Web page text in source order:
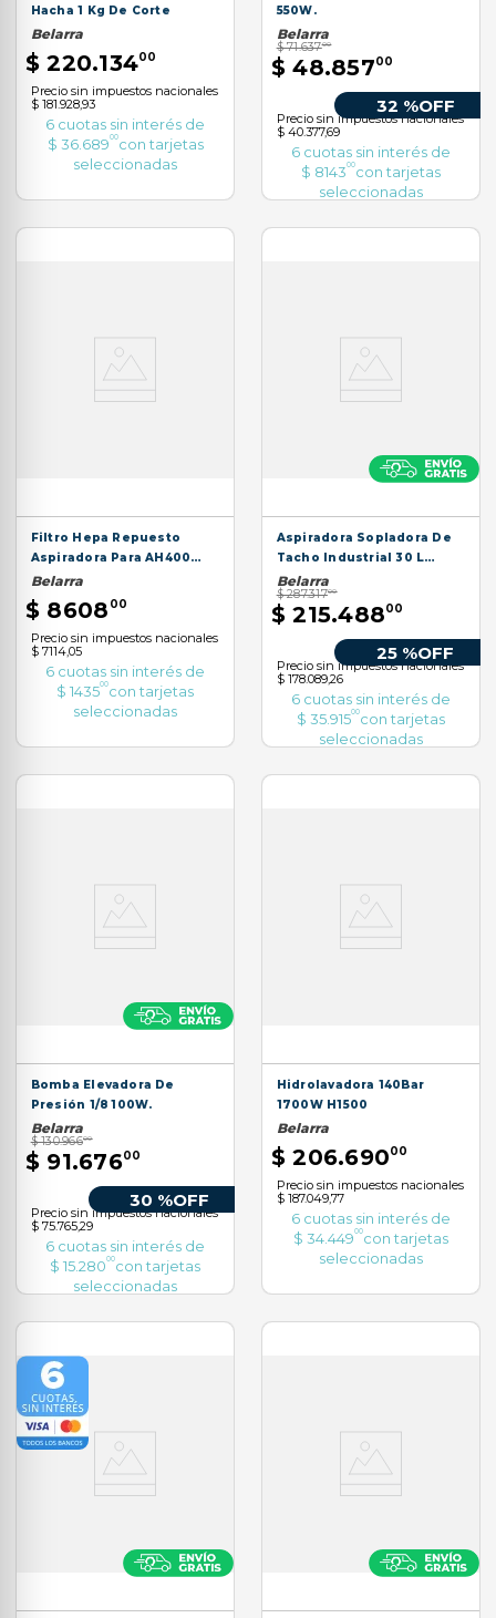
Hacha 1 Kg De Corte
Belarra
$ 220.13400
Precio sin impuestos nacionales
$ 181.928,93
6 cuotas sin interés de
$ 36. 68900con tarjetas
seleccionadas
550W.
Belarra
$ 71.63700
$ 48.85700
32 %OFF
Precio sin impuestos nacionales
$ 40.377,69
6 cuotas sin interés de
$ 814300con tarjetas
seleccionadas
Filtro Hepa Repuesto
Aspiradora Para AH400
Lavable
Belarra
$ 8608 00
Precio sin impuestos nacionales
$ 7114,05
6 cuotas sin interés de
$ 143500con tarjetas
seleccionadas
Aspiradora Sopladora De
Tacho Industrial 30 L
Húmedo Y Seco
Belarra
$ 287.31700
$ 215.48800
25 %OFF
Precio sin impuestos nacionales
$ 178.089,26
6 cuotas sin interés de
$ 3591500con tarjetas
seleccionadas
Bomba Elevadora De
Presión 1/8 100W.
Belarra
$ 130.96600
$ 91.67600
30 %OFF
Precio sin impuestos nacionales
$ 75.765,29
6 cuotas sin interés de
$ 1528000con tarjetas
seleccionadas
Hidrolavadora 140Bar
1700W H1500
Belarra
$ 206.69000
Precio sin impuestos nacionales
$ 187.049,77
6 cuotas sin interés de
$ 3444900con tarjetas
seleccionadas